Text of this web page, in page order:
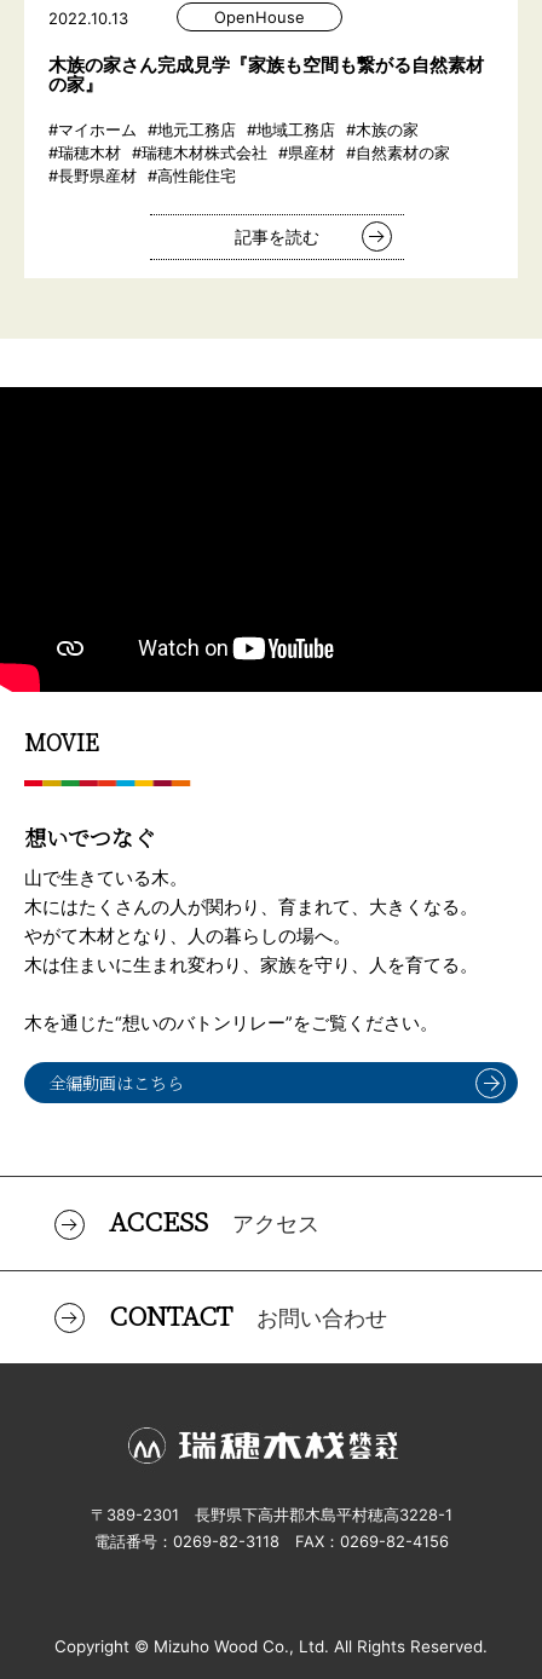
2022.10.13 OpenHouse
木族の家さん完成見学『家族も空間も繋がる自然素材
の家』
#マイホーム #地元工務店 #地域工務店 #木族の家
#瑞穂木材 #瑞穂木材株式会社 #県産材 #自然素材の家
#長野県産材 #高性能住宅
記事を読む
MOVIE
想いでつなぐ
山で生きている木。
木にはたくさんの人が関わり、育まれて、大きくなる。
やがて木材となり、人の暮らしの場へ。
木は住まいに生まれ変わり、家族を守り、人を育てる。
木を通じた“想いのバトンリレー”をご覧ください。
全編動画はこちら
ACCESS アクセス
CONTACT お問い合わせ
〒389-2301 長野県下高井郡木島平村穂高3228-1
電話番号：0269-82-3118 FAX：0269-82-4156
Copyright © Mizuho Wood Co., Ltd. All Rights Reserved.